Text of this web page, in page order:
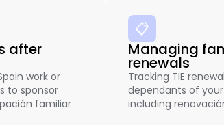
after
work or
to sponsor
familiar
📋
Managing
renewals
Tracking TIE
dependants of
including